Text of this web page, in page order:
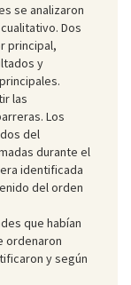
se analizaron
Dos
principal,
y
las
Los
del
durante el
identificada
del orden
que habían
ordenaron
y según